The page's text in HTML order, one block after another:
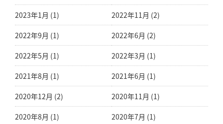
2023年1月 (1) 2022年11月 (2)
2022年9月 (1) 2022年6月 (2)
2022年5月 (1) 2022年3月 (1)
2021年8月 (1) 2021年6月 (1)
2020年12月 (2) 2020年11月 (1)
2020年8月 (1) 2020年7月 (1)